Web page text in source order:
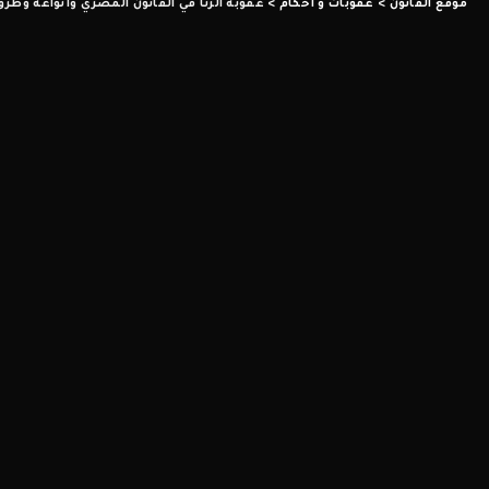
موقع القانون > عقوبات و أحكام > عقوبة الزنا في القانون المصري وأنواعه وطرق